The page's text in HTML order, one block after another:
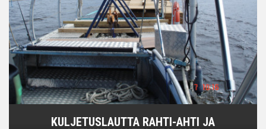
KULJETUSLAUTTA RAHTI-AHTI JA